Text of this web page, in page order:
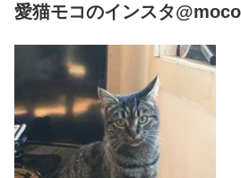
愛猫モコのインスタ